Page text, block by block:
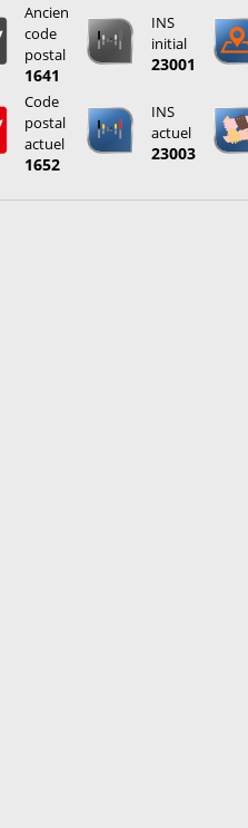
Ancien
code
postal
1641
INS
initial
23001
Code
postal
actuel
1652
INS
actuel
23003